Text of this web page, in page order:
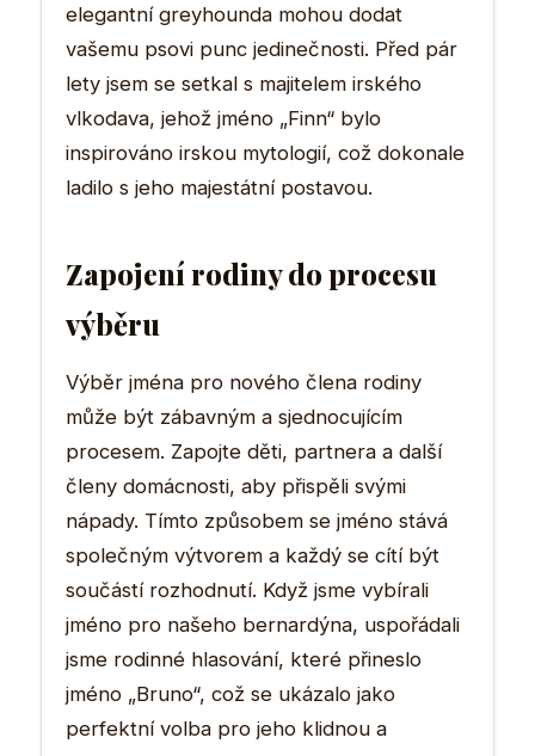
elegantní greyhounda mohou dodat
vašemu psovi punc jedinečnosti. Před pár
lety jsem se setkal s majitelem irského
vlkodava, jehož jméno „Finn“ bylo
inspirováno irskou mytologií, což dokonale
ladilo s jeho majestátní postavou.
Zapojení rodiny do procesu
výběru
Výběr jména pro nového člena rodiny
může být zábavným a sjednocujícím
procesem. Zapojte děti, partnera a další
členy domácnosti, aby přispěli svými
nápady. Tímto způsobem se jméno stává
společným výtvorem a každý se cítí být
součástí rozhodnutí. Když jsme vybírali
jméno pro našeho bernardýna, uspořádali
jsme rodinné hlasování, které přineslo
jméno „Bruno“, což se ukázalo jako
perfektní volba pro jeho klidnou a